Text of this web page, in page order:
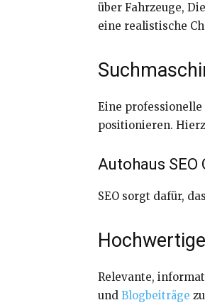
über Fahrzeuge,
eine realistische
Eine
positionieren.
Autohaus SEO
SEO sorgt dafür,
Relevante,
und Blogbeiträge